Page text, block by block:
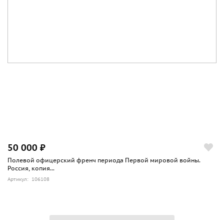
50 000 ₽
Полевой офицерский френч периода Первой мировой войны.
Россия, копия...
Артикул: 106108